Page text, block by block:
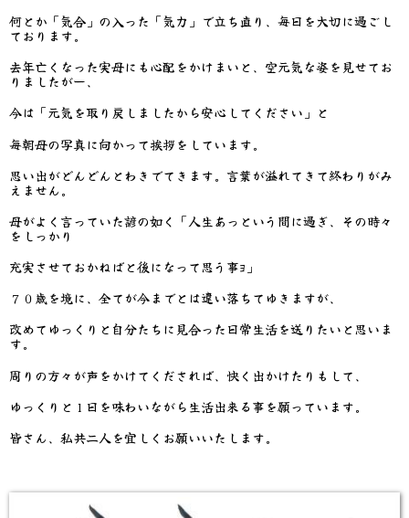
何とか「気合」の入った「気力」で立ち直り、毎日を大切に過ごし
ております。
去年亡くなった実母にも心配をかけまいと、空元気な姿を見せてお
りましたがー、
今は「元気を取り戻しましたから安心してください」と
毎朝母の写真に向かって挨拶をしています。
思い出がどんどんとわきでてきます。言葉が溢れてきて終わりがみ
えません。
母がよく言っていた諺の如く「人生あっという間に過ぎ、その時々
をしっかり
充実させておかねばと後になって思う事ﾖ」
７０歳を境に、全てが今までとは違い落ちてゆきますが、
改めてゆっくりと自分たちに見合った日常生活を送りたいと思いま
す。
周りの方々が声をかけてくだされば、快く出かけたりもして、
ゆっくりと１日を味わいながら生活出来る事を願っています。
皆さん、私共二人を宜しくお願いいたします。